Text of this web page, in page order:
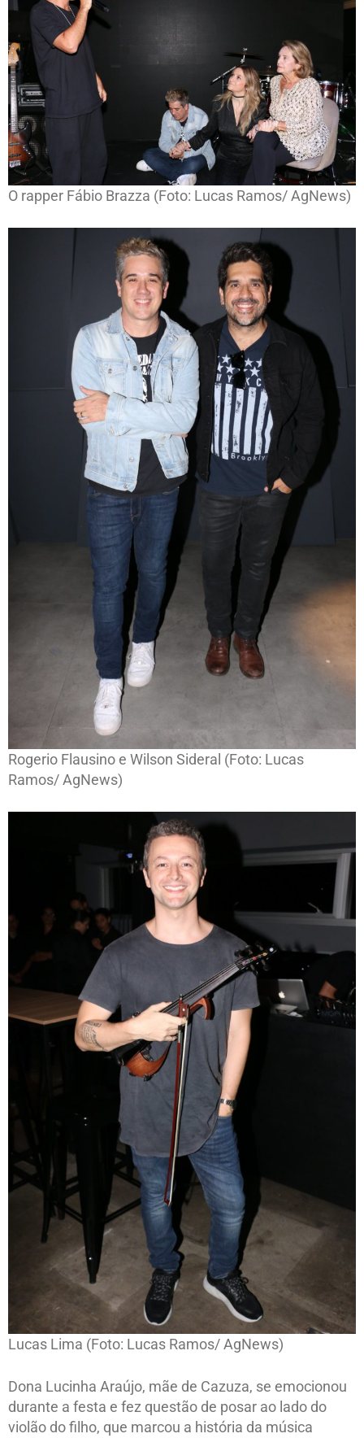
O rapper Fábio Brazza (Foto: Lucas Ramos/ AgNews)
Rogerio Flausino e Wilson Sideral (Foto: Lucas
Ramos/ AgNews)
Lucas Lima (Foto: Lucas Ramos/ AgNews)
Dona Lucinha Araújo, mãe de Cazuza, se emocionou
durante a festa e fez questão de posar ao lado do
violão do filho, que marcou a história da música